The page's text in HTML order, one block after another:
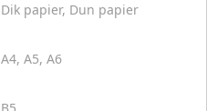
Dik papier, Dun papier
A4, A5, A6